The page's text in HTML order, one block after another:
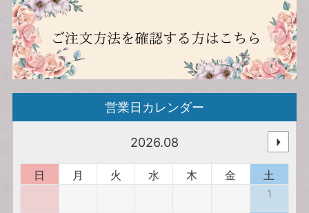
営業日カレンダー
2026.08
日 月 火 水 木 金
土
1